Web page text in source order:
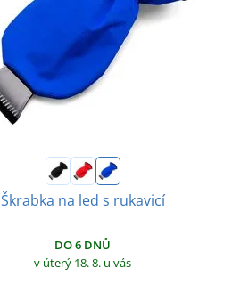
Škrabka na led s rukavicí
DO 6 DNŮ
v úterý 18. 8. u vás